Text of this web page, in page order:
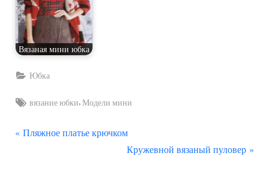
Вязаная мини юбка
Юбка
Tags:
вязание юбки,Модели мини
Навигация
П
Пляжное платье крючком
С
Кружевной вязаный пуловер